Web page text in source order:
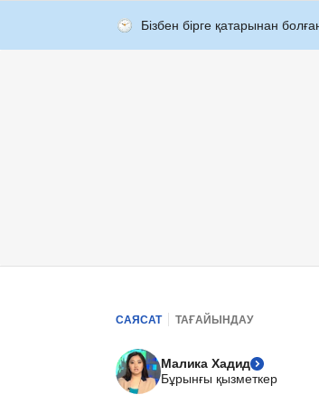
Бізбен бірге қатарынан
САЯСАТ ТАҒАЙЫНДАУ
Малика Хадид
Бұрынғы қызметкер